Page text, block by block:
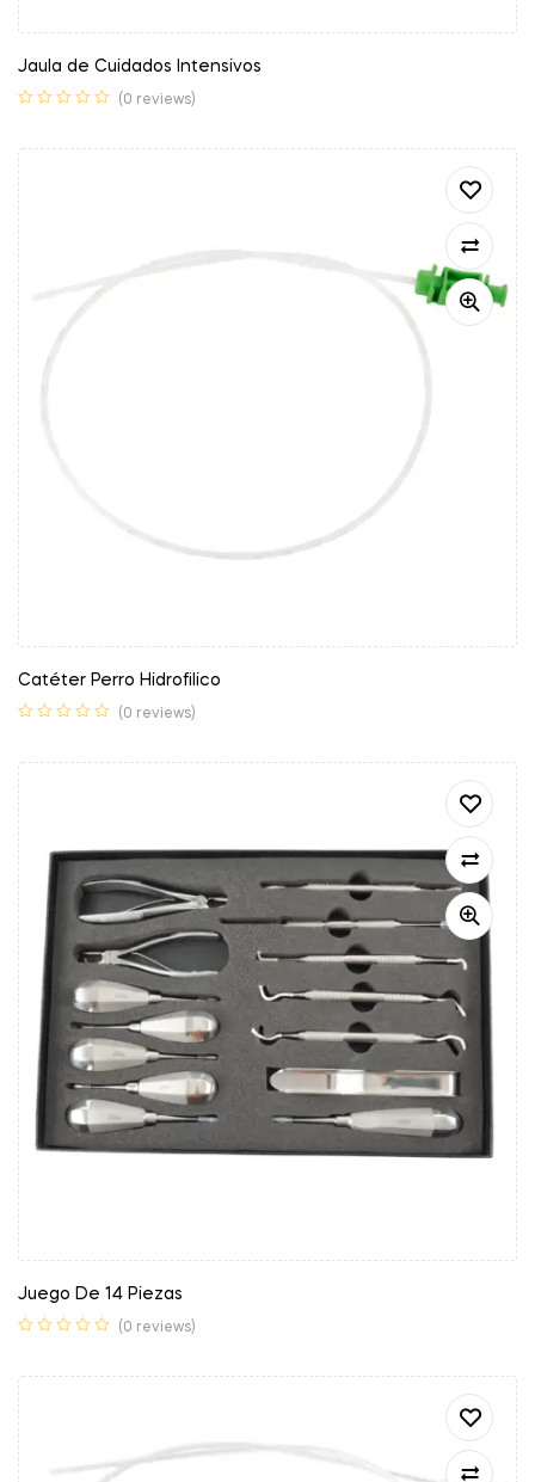
Jaula de Cuidados Intensivos
(0 reviews)
Catéter Perro Hidrofilico
(0 reviews)
Juego De 14 Piezas
(0 reviews)